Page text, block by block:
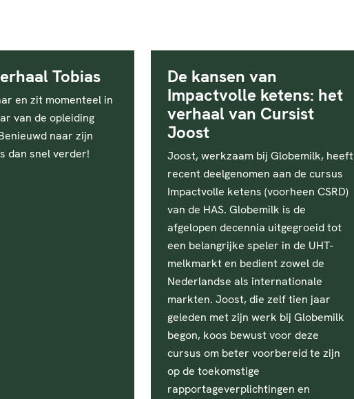
Tobias
en zit momenteel in
van de opleiding
naar zijn
dan snel verder!
De kansen van
Impactvolle ketens: het
verhaal van Cursist
Joost
Joost, werkzaam bij Globemilk, heeft
recent deelgenomen aan de cursus
Impactvolle ketens (voorheen CSRD)
van de HAS. Globemilk is de
afgelopen decennia uitgegroeid tot
een belangrijke speler in de UHT-
melkmarkt en bedient zowel de
Nederlandse als internationale
markten. Joost, die zelf tien jaar
geleden met zijn werk bij Globemilk
begon, koos bewust voor deze
cursus om beter voorbereid te zijn
op de toekomstige
rapportageverplichtingen en